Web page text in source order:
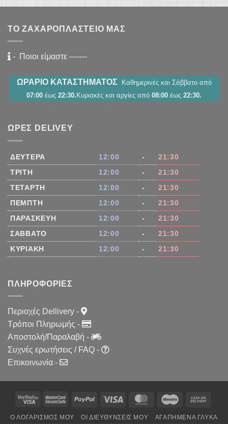
ΤΟ ΖΑΧΑΡΟΠΛΑΣΤΕΊΟ ΜΑΣ
- Ποιοι είμαστε -------
ΩΡΑΡΙΟ ΚΑΤΑΣΤΗΜΑΤΟΣ
Καθημερινές και Σάββατο από
07:00 έως 22:30. Κυριακές και αργίες από 08:00 έως 22:30.
ΏΡΕΣ DELIVEY
ΔΕΥΤΈΡΑ 12:00 -
21:30
ΤΡΊΤΗ
12:00 -
21:30
ΤΕΤΆΡΤΗ
12:00 -
21:30
ΠΈΜΠΤΗ
12:00 -
21:30
ΠΑΡΑΣΚΕΥΉ
12:00 -
21:30
ΣΆΒΒΑΤΟ
12:00 -
21:30
ΚΥΡΙΑΚΉ
12:00 - 21:30
ΠΛΗΡΟΦΟΡΊΕΣ
Περιοχές Dellivery -
Τρόποι Πληρωμής -
Αποστολή/Παραλαβή -
Συχνές ερωτήσεις / FAQ -
Επικοινωνία -
PayPal Visa MasterCardMaestro
Ο ΛΟΓΑΡΙΣΜΌΣ ΜΟΥ ΟΙ ΔΙΕΥΘΎΝΣΕΙΣ ΜΟΥ ΑΓΑΠΗΜΈΝΑ ΓΛΥΚΆ